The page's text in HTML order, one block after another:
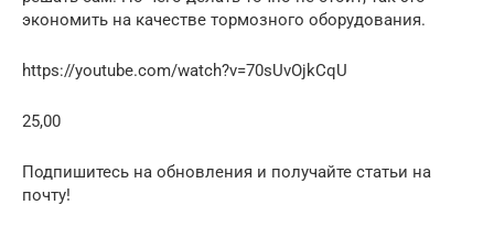
экономить на качестве тормозного оборудования.
https://youtube.com/watch?v=70sUvOjkCqU
25,00
Подпишитесь на обновления и получайте статьи на
почту!